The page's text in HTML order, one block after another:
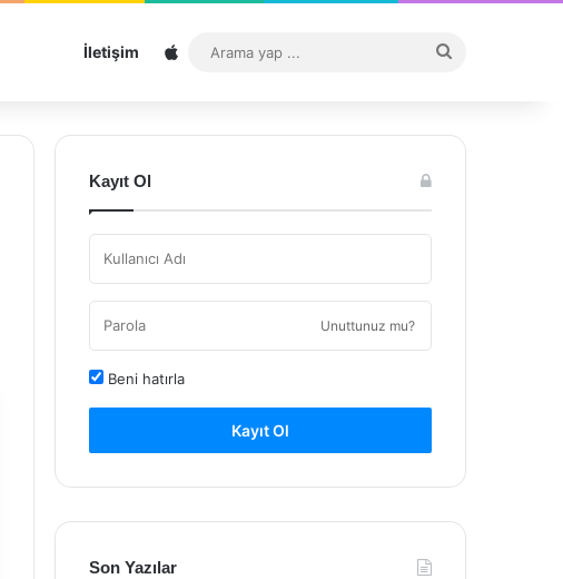
İletişim Sitemap
...
Kayıt Ol
Unuttunuz mu?
Beni hatırla
Kayıt Ol
Son Yazılar